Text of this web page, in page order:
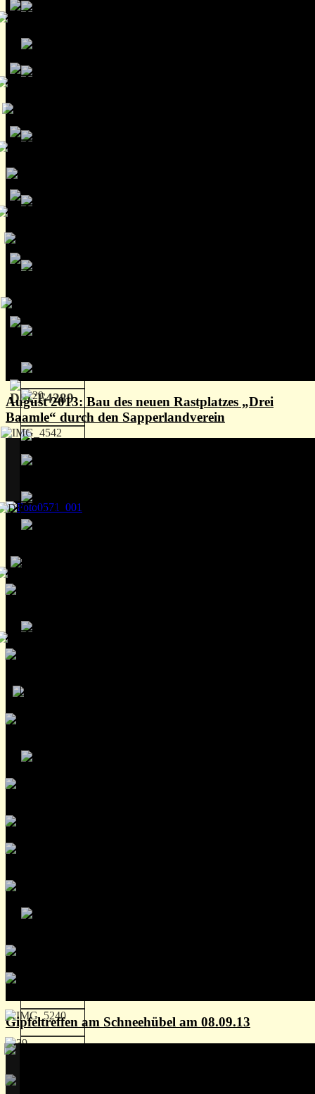
August 2013: Bau des neuen Rastplatzes „Drei
Baamle“ durch den Sapperlandverein
Gipfeltreffen am Schneehübel am 08.09.13